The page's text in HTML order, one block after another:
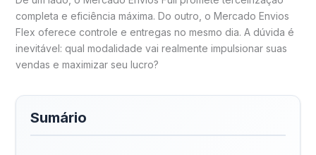
completa e eficiência máxima. Do outro, o Mercado Envios
Flex oferece controle e entregas no mesmo dia. A dúvida é
inevitável: qual modalidade vai realmente impulsionar suas
vendas e maximizar seu lucro?
Sumário